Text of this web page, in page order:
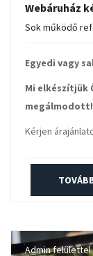
Webáruház
Sok működő
Egyedi vagy
Mi elkészítjük
megálmodott!
Kérjen
Admin felülettel